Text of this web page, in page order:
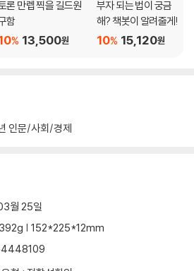
론 만렙 찍을 길드원
함
13,500원
%
부자 되는 법이 궁금
해? 책봇이 알려줄게!
15,120원
10%
인문/사회/경제
월 25일
| 152*225*12mm